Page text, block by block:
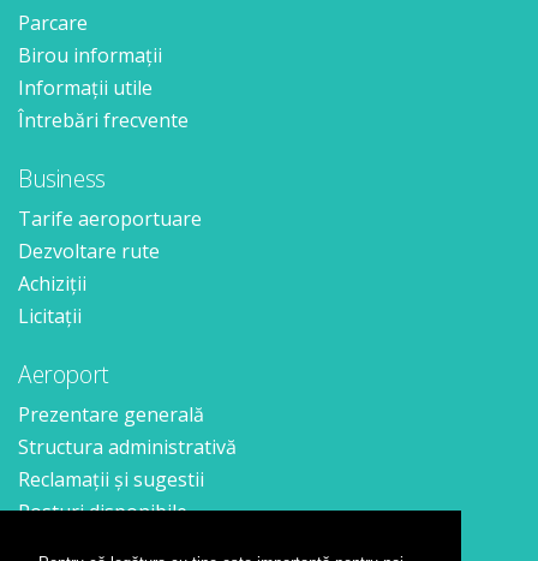
Parcare
Birou informații
Informații utile
Întrebări frecvente
Business
Tarife aeroportuare
Dezvoltare rute
Achiziții
Licitații
Aeroport
Prezentare generală
Structura administrativă
Reclamații și sugestii
Posturi disponibile